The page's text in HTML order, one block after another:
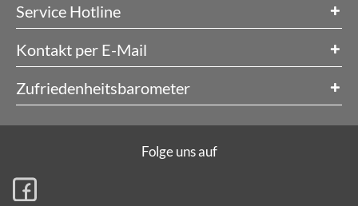
Service Hotline
Kontakt per E-Mail
Zufriedenheitsbarometer
Folge uns auf